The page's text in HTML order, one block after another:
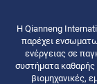
Η Qianneng
παρέχει
ενέργειας σε
συστήματα καθαρής
βιομηχανικές,